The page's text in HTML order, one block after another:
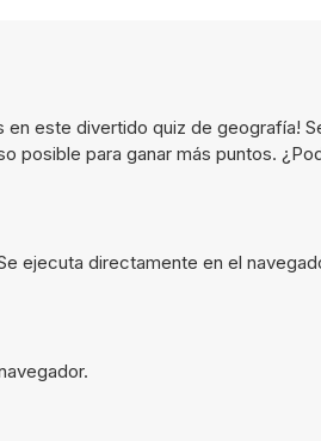
este divertido quiz de geografía!
posible para ganar más puntos.
ejecuta directamente en el